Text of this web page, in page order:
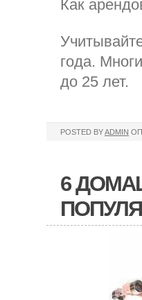
Как
года.
до 25 лет.
POSTED BYADMIN
6